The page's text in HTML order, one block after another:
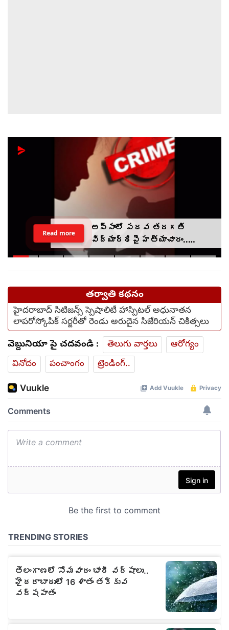
అస్సాంలో పదవ తరగతి
విద్యార్థిపై హత్యాచారం..
ఫంక్షన్‌కు వెళ్లిన తల్లి..
Read more
తర్వాతి కథనం
హైదరాబాద్ సిటిజన్స్ స్పెషాలిటీ హాస్పిటల్ అధునాతన
లాపరోస్కోపిక్ సర్జరీతో రెండు అరుదైన సిజేరియన్ చికిత్సలు
వెబ్దునియా పై చదవండి : తెలుగు వార్తలు
ఆరోగ్యం
వినోదం
పంచాంగం ట్రెండింగ్..